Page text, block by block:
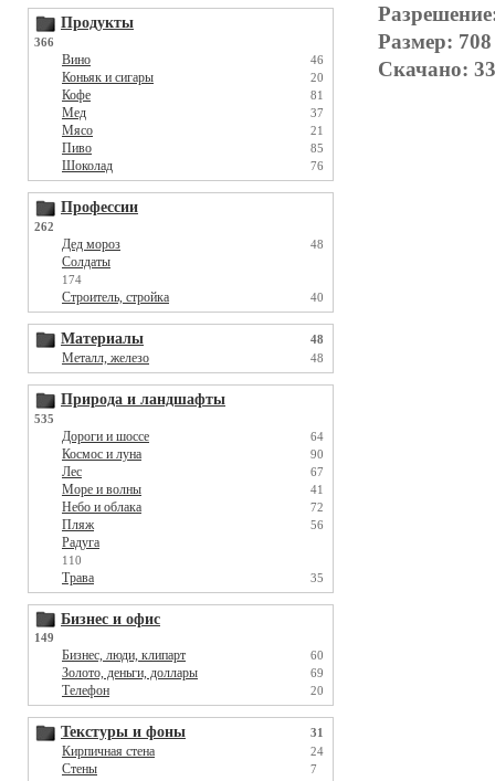
Продукты
366
Вино 46
Коньяк и сигары 20
Кофе 81
Мед 37
Мясо 21
Пиво 85
Шоколад 76
Профессии
262
Дед мороз 48
Солдаты
174
Строитель, стройка 40
Материалы 48
Металл, железо 48
Природа и ландшафты
535
Дороги и шоссе 64
Космос и луна 90
Лес 67
Море и волны 41
Небо и облака 72
Пляж 56
Радуга
110
Трава 35
Бизнес и офис
149
Бизнес, люди, клипарт 60
Золото, деньги, доллары 69
Телефон 20
Текстуры и фоны 31
Кирпичная стена 24
Стены 7
Размер:
Скачано: